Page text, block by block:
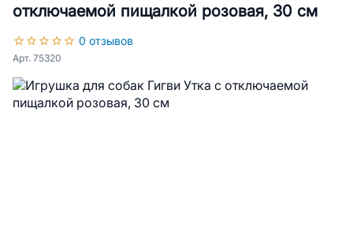
отключаемой пищалкой розовая, 30 см
0 отзывов
Арт. 75320